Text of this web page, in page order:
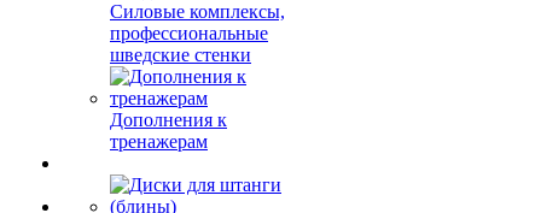
Силовые комплексы,
профессиональные
шведские стенки
Дополнения к
тренажерам